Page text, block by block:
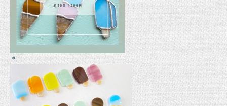
＊